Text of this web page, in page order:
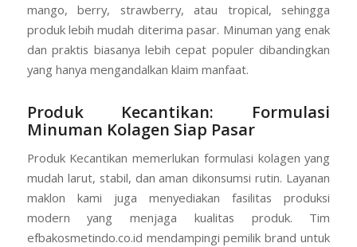
mango, berry, strawberry, atau tropical, sehingga
produk lebih mudah diterima pasar. Minuman yang enak
dan praktis biasanya lebih cepat populer dibandingkan
yang hanya mengandalkan klaim manfaat.
Produk Kecantikan: Formulasi
Minuman Kolagen Siap Pasar
Produk Kecantikan memerlukan formulasi kolagen yang
mudah larut, stabil, dan aman dikonsumsi rutin. Layanan
maklon kami juga menyediakan fasilitas produksi
modern yang menjaga kualitas produk. Tim
efbakosmetindo.co.id mendampingi pemilik brand untuk